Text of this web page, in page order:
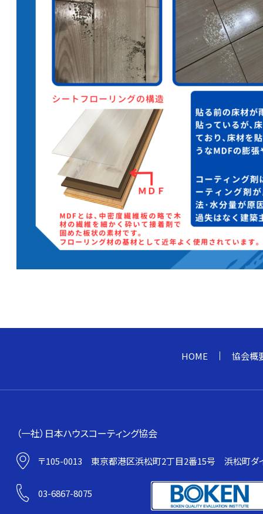
HOME 協会概
（一社）日本ハウスコーティング協会
〒105-0013 東京都港区浜松町2丁目2番15号 浜松町ダ
03-6867-8075